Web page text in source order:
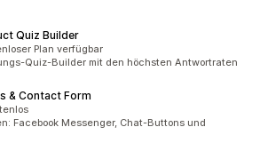
Quiz Builder
Plan verfügbar
Quiz-Builder mit den höchsten Antwortraten
& Contact Form
insgesamt
Facebook Messenger, Chat-Buttons und